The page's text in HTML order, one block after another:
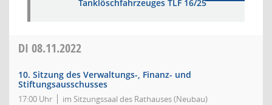
Tanklöschfahrzeuges TLF 16/25
DI 08.11.2022
10. Sitzung des Verwaltungs-, Finanz- und
Stiftungsausschusses
17:00 Uhr im Sitzungssaal des Rathauses (Neubau)